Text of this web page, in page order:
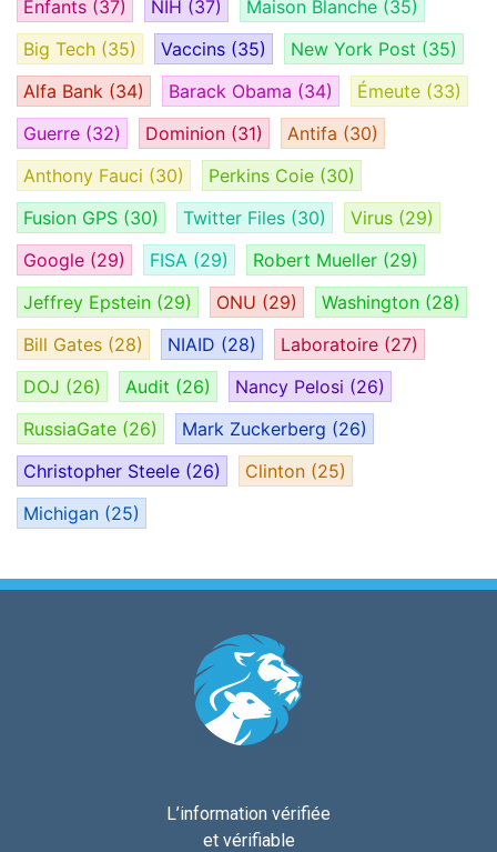
Enfants (37) NIH (37) Maison Blanche (35)
Big Tech (35) Vaccins (35) New York Post (35)
Alfa Bank (34) Barack Obama (34) Émeute (33)
Guerre (32) Dominion (31) Antifa (30)
Anthony Fauci (30) Perkins Coie (30)
Fusion GPS (30) Twitter Files (30) Virus (29)
Google (29) FISA (29) Robert Mueller (29)
Jeffrey Epstein (29) ONU (29) Washington (28)
Bill Gates (28) NIAID (28) Laboratoire (27)
DOJ (26) Audit (26) Nancy Pelosi (26)
RussiaGate (26) Mark Zuckerberg (26)
Christopher Steele (26) Clinton (25)
Michigan (25)
L’information vérifiée
et vérifiable